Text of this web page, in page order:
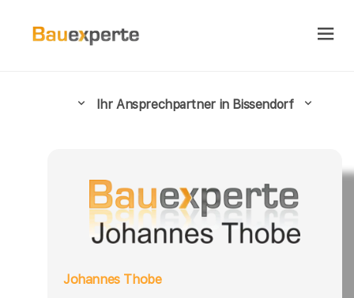
Ihr Ansprechpartner in Bissendorf
Johannes Thobe